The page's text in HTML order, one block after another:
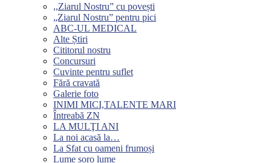
,,Ziarul Nostru” cu povești
„Ziarul Nostru” pentru pici
ABC-UL MEDICAL
Alte Știri
Cititorul nostru
Concursuri
Cuvinte pentru suflet
Fără cravată
Galerie foto
INIMI MICI,TALENTE MARI
Întreabă ZN
LA MULŢI ANI
La noi acasă la…
La Sfat cu oameni frumoși
Lume soro lume